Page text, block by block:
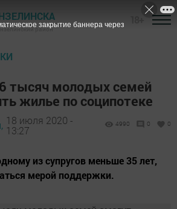
район
тысяч молодых семей
жилье по соципотеке
18 июля 2020 -
13:27
4990 0 0
из супругов меньше 35 лет,
мерой поддержки.
закрытие баннера через